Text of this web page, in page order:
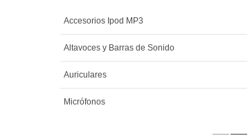
Accesorios Ipod MP3
Altavoces y Barras de Sonido
Auriculares
Micrófonos